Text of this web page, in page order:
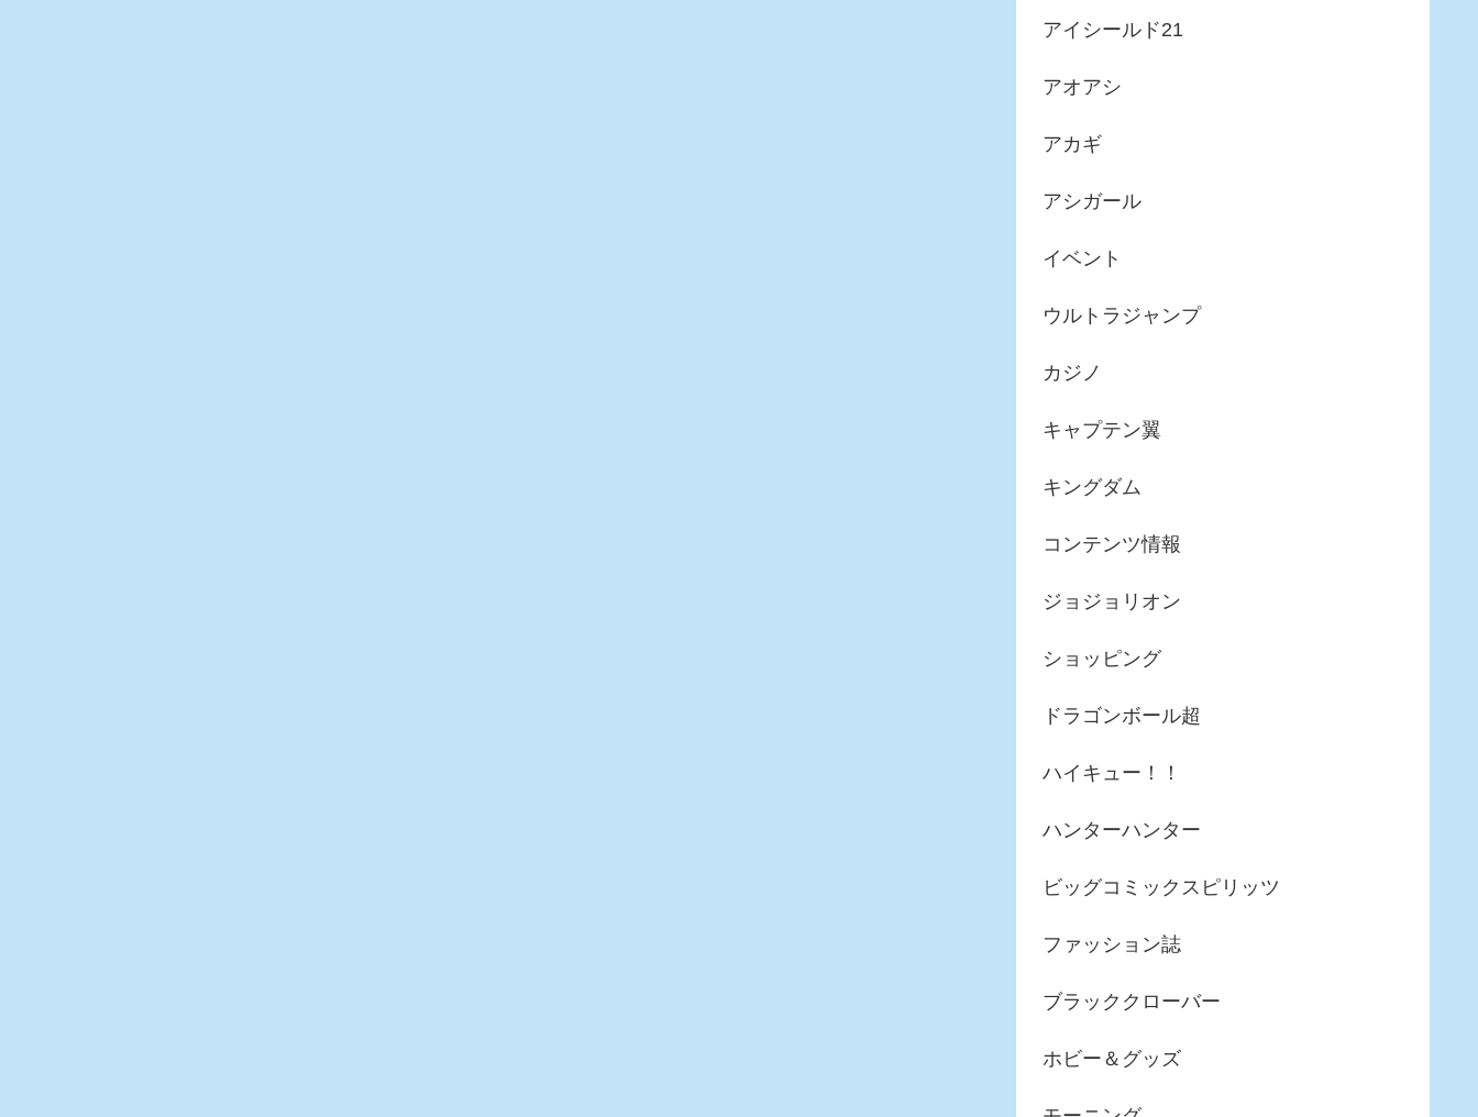
アイシールド21
アオアシ
アカギ
アシガール
イベント
ウルトラジャンプ
カジノ
キャプテン翼
キングダム
コンテンツ情報
ジョジョリオン
ショッピング
ドラゴンボール超
ハイキュー！！
ハンターハンター
ビッグコミックスピリッツ
ファッション誌
ブラッククローバー
ホビー＆グッズ